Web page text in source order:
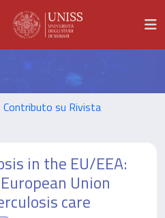
Contributo su Rivista
in the EU/EEA:
Union
care